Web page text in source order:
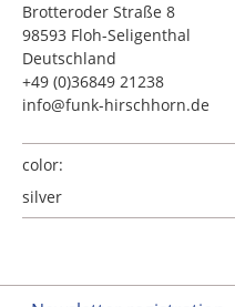
Brotteroder Straße 8
98593 Floh-Seligenthal
Deutschland
+49 (0)36849 21238
info@funk-hirschhorn.de
color:
silver